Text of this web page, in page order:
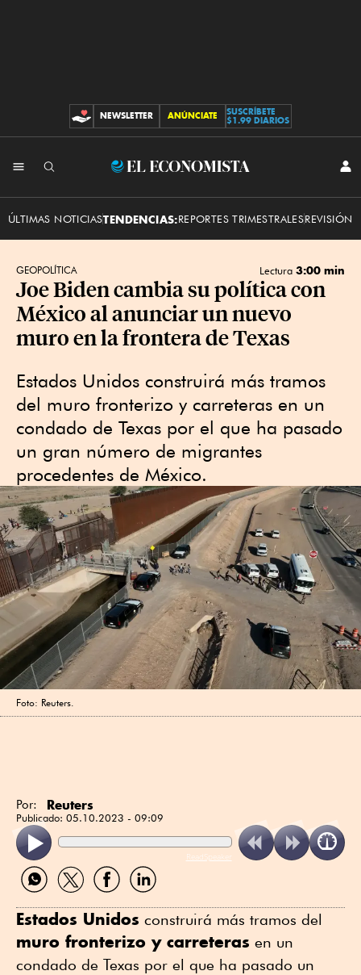
CONTRIBUCIONES
NEWSLETTER ANÚNCIATE
SUSCRÍBETE
$1.99 DIARIOS
El
ÚLTIMAS NOTICIASTENDENCIAS:REPORTES TRIMESTRALESREVISIÓN
GEOPOLÍTICA Lectura 3:00 min
Joe Biden cambia su política con
México al anunciar un nuevo
muro en la frontera de Texas
Estados Unidos construirá más tramos
del muro fronterizo y carreteras en un
condado de Texas por el que ha pasado
un gran número de migrantes
procedentes de México.
Foto: Reuters.
Por: Reuters
Publicado: 05.10.2023 - 09:09
ReadSpeaker
Compartir
por
Compartir
por
Compartir
por
Compartir
por
Estados Unidos construirá más tramos del
muro fronterizo y carreteras en un
condado de Texas por el que ha pasado un